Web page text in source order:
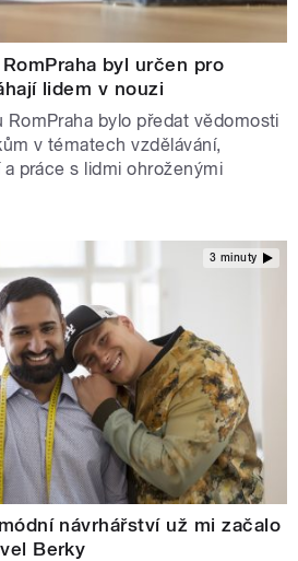
byl určen pro
lidem v nouzi
bylo předat vědomosti
v tématech vzdělávání,
práce s lidmi ohroženými
3 minuty
návrhářství už mi začalo
Berky